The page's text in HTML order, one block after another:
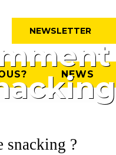
NEWSLETTER
NEWS
snacking ?